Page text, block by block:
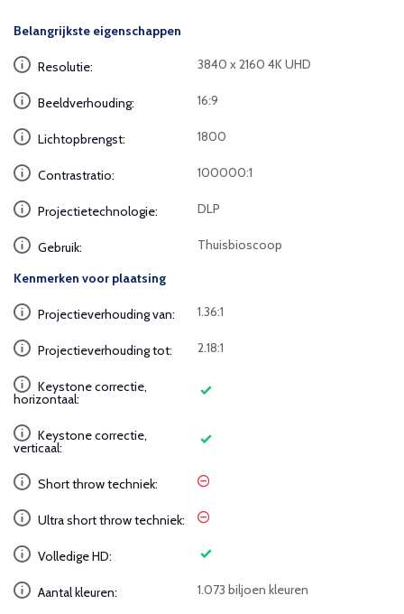
Belangrijkste eigenschappen
Resolutie: 3840 x 2160 4K UHD
Beeldverhouding: 16:9
Lichtopbrengst: 1800
Contrastratio: 100000:1
Projectietechnologie: DLP
Gebruik: Thuisbioscoop
Kenmerken voor plaatsing
Projectieverhouding van: 1.36:1
Projectieverhouding tot: 2.18:1
Keystone correctie,
horizontaal:
Keystone correctie,
verticaal:
Short throw techniek:
Ultra short throw techniek:
Volledige HD:
Aantal kleuren: 1.073 biljoen kleuren